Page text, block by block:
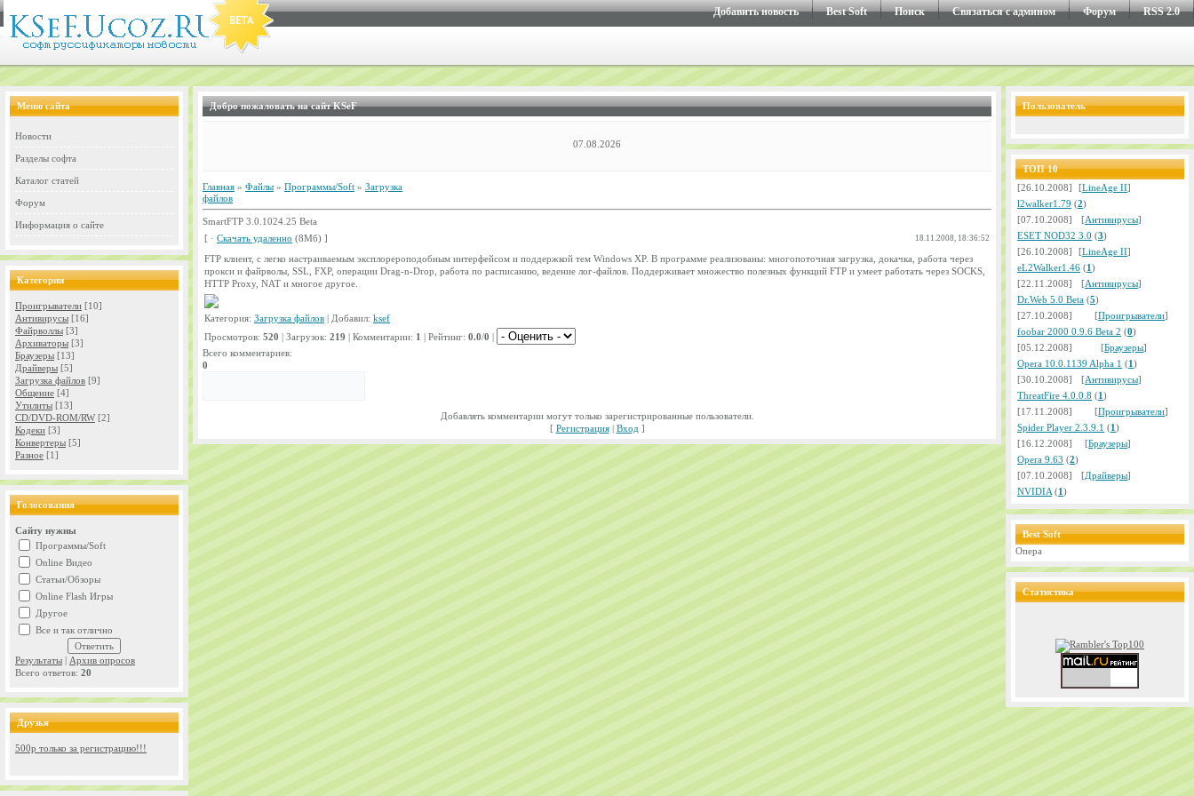
Добавить новость Best Soft Поиск Cвязаться с админом Форум RSS 2.0
Меню сайта
Новости
Разделы софта
Каталог статей
Форум
Информация о сайте
Категории
Проигрыватели [10]
Антивирусы [16]
Файрволлы [3]
Архиваторы [3]
Браузеры [13]
Драйверы [5]
Загрузка файлов [9]
Общение [4]
Утилиты [13]
CD/DVD-ROM/RW [2]
Кодеки [3]
Конвертеры [5]
Разное [1]
Голосования
Сайту нужны
Программы/Soft
Online Видео
Статьи/Обзоры
Online Flash Игры
Другое
Все и так отлично
Результаты | Архив опросов
Всего ответов: 20
Друзья
500р только за регистрацию!!!
Добро пожаловать на сайт KSeF
07.08.2026
Главная » Файлы » Программы/Soft » Загрузка
файлов
SmartFTP 3.0.1024.25 Beta
[ · Скачать удаленно (8Мб) ] 18.11.2008, 18:36:52
FTP клиент, с легко настраиваемым эксплорероподобным интерфейсом и поддержкой тем Windows XP. В программе реализованы: многопоточная загрузка, докачка, работа через
прокси и файрволы, SSL, FXP, операции Drag-n-Drop, работа по расписанию, ведение лог-файлов. Поддерживает множество полезных функций FTP и умеет работать через SOCKS,
HTTP Proxy, NAT и многое другое.
Категория: Загрузка файлов | Добавил: ksef
Просмотров: 520 | Загрузок: 219 | Комментарии: 1 | Рейтинг: 0.0/0 |
Всего комментариев:
0
Добавлять комментарии могут только зарегистрированные пользователи.
[ Регистрация| Вход ]
Пользователь
ТОП 10
[26.10.2008]
[LineAge II]
l2walker1.79 (2)
[07.10.2008]
[Антивирусы]
ESET NOD32 3.0 (3)
[26.10.2008]
[LineAge II]
eL2Walker1.46 (1)
[22.11.2008]
[Антивирусы]
Dr.Web 5.0 Beta (5)
[27.10.2008]
[Проигрыватели]
foobar 2000 0.9.6 Beta 2 (0)
[05.12.2008]
[Браузеры]
Opera 10.0.1139 Alpha 1 (1)
[30.10.2008]
[Антивирусы]
ThreatFire 4.0.0.8 (1)
[17.11.2008]
[Проигрыватели]
Spider Player 2.3.9.1 (1)
[16.12.2008]
[Браузеры]
Opera 9.63 (2)
[07.10.2008]
[Драйверы]
NVIDIA (1)
Best Soft
Опера
Статистика